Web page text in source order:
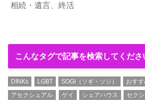
相続・遺言、終活
こんなタグで記事を検索してくださ
DINKs LGBT SOGI（ソギ・ソジ） おすす
アセクシュアル
ゲイ シェアハウス
セク